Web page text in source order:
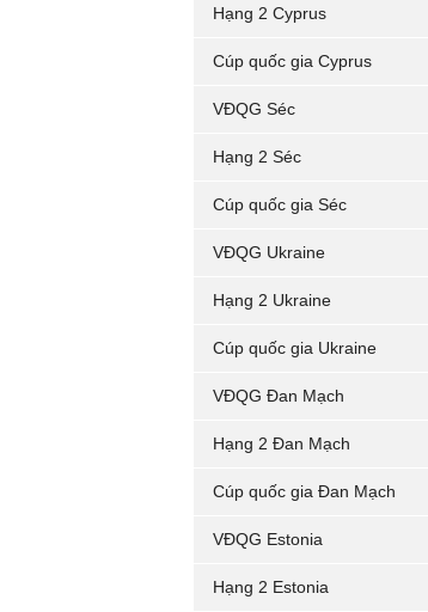
Hạng 2 Cyprus
Cúp quốc gia Cyprus
VĐQG Séc
Hạng 2 Séc
Cúp quốc gia Séc
VĐQG Ukraine
Hạng 2 Ukraine
Cúp quốc gia Ukraine
VĐQG Đan Mạch
Hạng 2 Đan Mạch
Cúp quốc gia Đan Mạch
VĐQG Estonia
Hạng 2 Estonia